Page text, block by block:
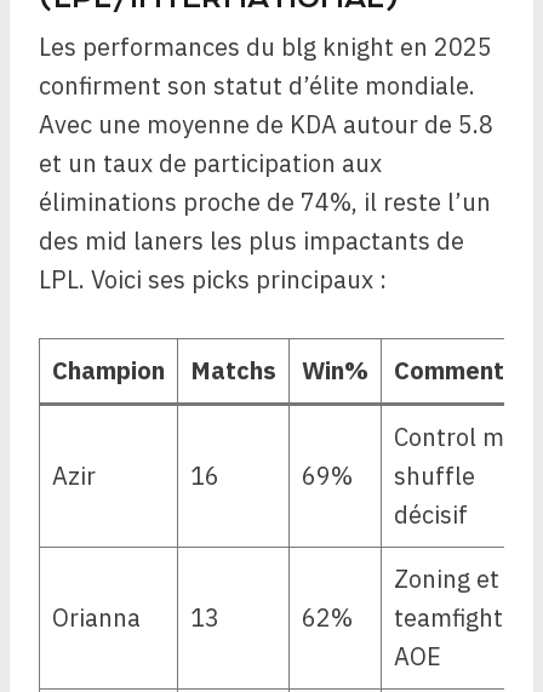
Les performances du blg knight en 2025
confirment son statut d’élite mondiale.
Avec une moyenne de KDA autour de 5.8
et un taux de participation aux
éliminations proche de 74%, il reste l’un
des mid laners les plus impactants de
LPL. Voici ses picks principaux :
Champion Matchs Win%
Azir 16 69%
Control mage
shuffle
décisif
Orianna 13 62%
Zoning et
teamfight
AOE